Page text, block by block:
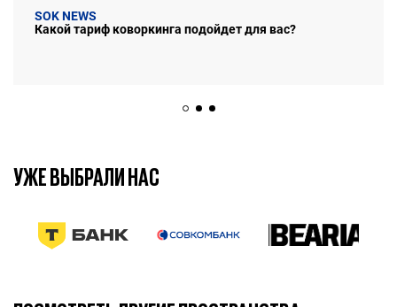
SOK NEWS
Какой тариф коворкинга подойдет для вас?
УЖЕ ВЫБРАЛИ НАС